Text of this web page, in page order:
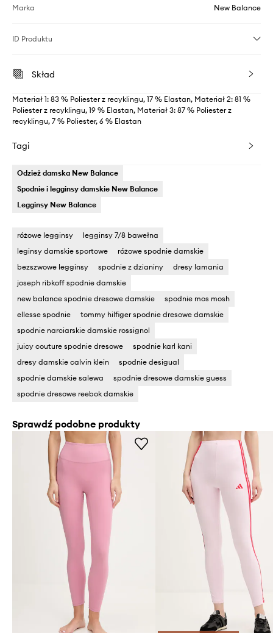
Marka New Balance
ID Produktu
Skład
Materiał 1: 83 % Poliester z recyklingu, 17 % Elastan, Materiał 2: 81 %
Poliester z recyklingu, 19 % Elastan, Materiał 3: 87 % Poliester z
recyklingu, 7 % Poliester, 6 % Elastan
Tagi
Odzież damska New Balance
Spodnie i legginsy damskie New Balance
Legginsy New Balance
różowe legginsy
legginsy 7/8 bawełna
leginsy damskie sportowe
różowe spodnie damskie
bezszwowe legginsy
spodnie z dzianiny
dresy lamania
joseph ribkoff spodnie damskie
new balance spodnie dresowe damskie
spodnie mos mosh
ellesse spodnie
tommy hilfiger spodnie dresowe damskie
spodnie narciarskie damskie rossignol
juicy couture spodnie dresowe
spodnie karl kani
dresy damskie calvin klein
spodnie desigual
spodnie damskie salewa
spodnie dresowe damskie guess
spodnie dresowe reebok damskie
Sprawdź podobne produkty